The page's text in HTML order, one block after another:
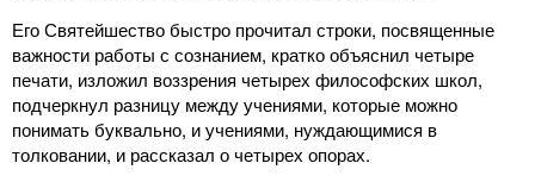
Его Святейшество быстро прочитал строки, посвященные
важности работы с сознанием, кратко объяснил четыре
печати, изложил воззрения четырех философских школ,
подчеркнул разницу между учениями, которые можно
понимать буквально, и учениями, нуждающимися в
толковании, и рассказал о четырех опорах.